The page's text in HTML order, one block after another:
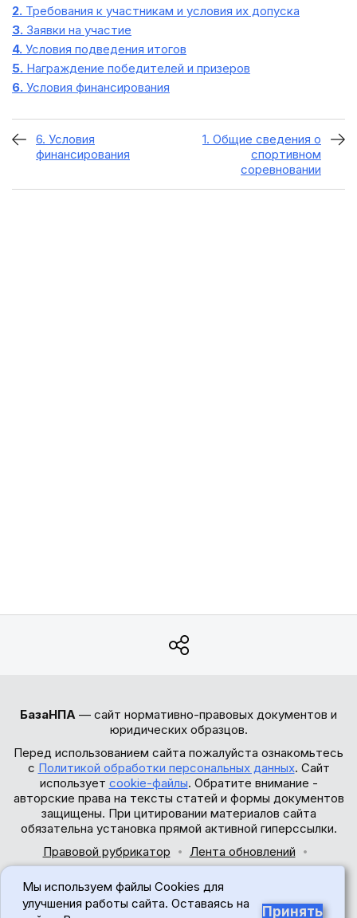
2. Требования к участникам и условия их допуска
3. Заявки на участие
4. Условия подведения итогов
5. Награждение победителей и призеров
6. Условия финансирования
6. Условия
финансирования
1. Общие сведения о
спортивном
соревновании
БазаНПА — сайт нормативно-правовых документов и
юридических образцов.
Перед использованием сайта пожалуйста ознакомьтесь
с Политикой обработки персональных данных. Сайт
использует cookie-файлы. Обратите внимание -
авторские права на тексты статей и формы документов
защищены. При цитировании материалов сайта
обязательна установка прямой активной гиперссылки.
Правовой рубрикатор
Лента обновлений
© 2017-2026
Мы используем файлы Cookies для
улучшения работы сайта. Оставаясь на
Принять